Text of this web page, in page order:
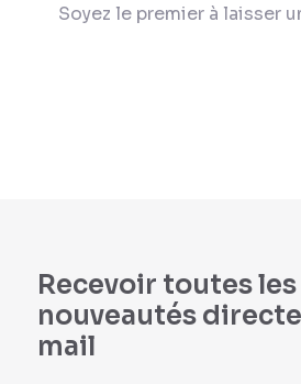
Soyez le premier à laisser
Recevoir toutes les
nouveautés
mail